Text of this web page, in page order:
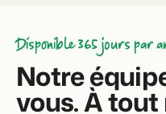
Disponible 365 jours par
Notre
vous. À